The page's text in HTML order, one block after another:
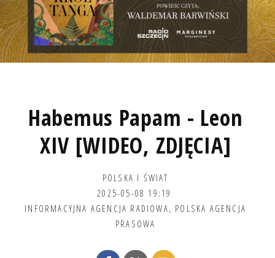
Habemus Papam - Leon
XIV [WIDEO, ZDJĘCIA]
POLSKA I ŚWIAT
2025-05-08 19:19
INFORMACYJNA AGENCJA RADIOWA, POLSKA AGENCJA
PRASOWA